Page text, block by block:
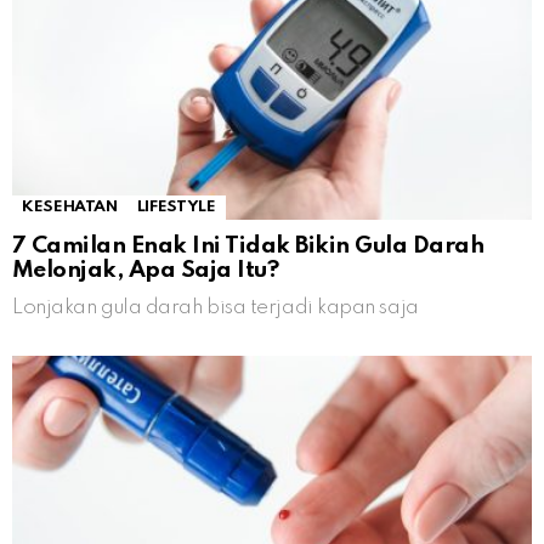
KESEHATAN LIFESTYLE
7 Camilan Enak Ini Tidak Bikin Gula Darah
Melonjak, Apa Saja Itu?
Lonjakan gula darah bisa terjadi kapan saja